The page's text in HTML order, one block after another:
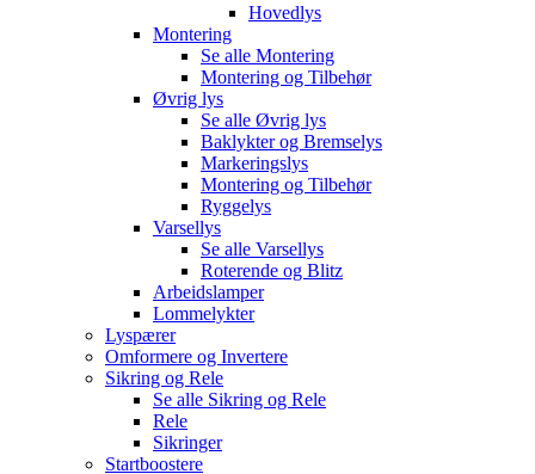
Hovedlys
Montering
Se alle Montering
Montering og Tilbehør
Øvrig lys
Se alle Øvrig lys
Baklykter og Bremselys
Markeringslys
Montering og Tilbehør
Ryggelys
Varsellys
Se alle Varsellys
Roterende og Blitz
Arbeidslamper
Lommelykter
Lyspærer
Omformere og Invertere
Sikring og Rele
Se alle Sikring og Rele
Rele
Sikringer
Startboostere